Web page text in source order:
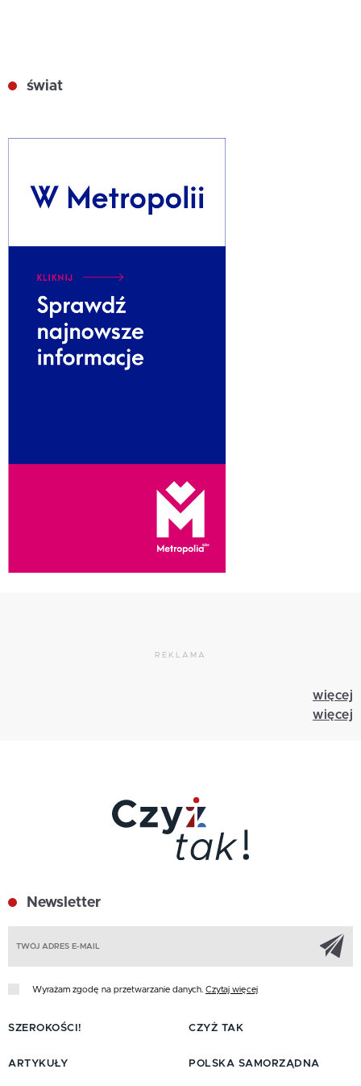
świat
REKLAMA
więcej
więcej
Newsletter
Wyrażam zgodę na przetwarzanie danych. Czytaj więcej
SZEROKOŚCI!
ARTYKUŁY
CZYŻ TAK
POLSKA SAMORZĄDNA